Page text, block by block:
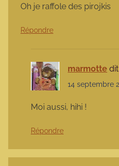
Oh je raffole des pirojkis
Répondre
marmotte dit
14 septembre
Moi aussi, hihi !
Répondre